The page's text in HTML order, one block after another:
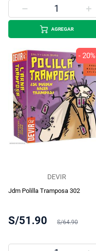
AGREGAR
DEVIR
Jdm Polilla Tramposa 302
S/51.90 S/64.90
- 20%